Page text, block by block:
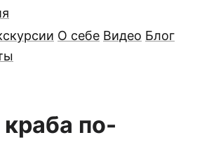
О себе Видео Блог
по-